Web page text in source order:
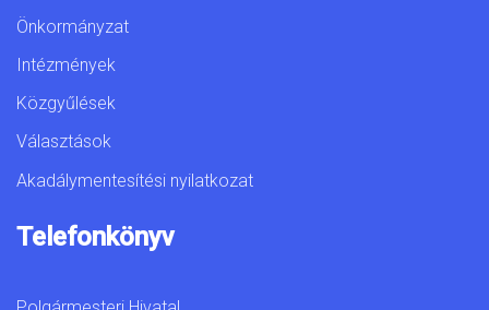
Önkormányzat
Intézmények
Közgyűlések
Választások
Akadálymentesítési nyilatkozat
Telefonkönyv